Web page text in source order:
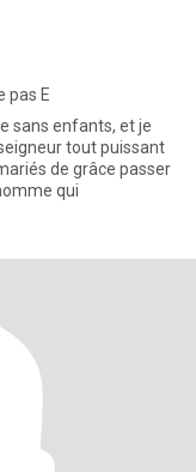
pas E
sans enfants, et je
tout puissant
de grâce passer
qui